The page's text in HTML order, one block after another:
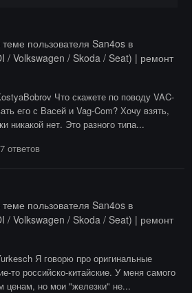
теме пользователя San4os в
/ Volkswagen / Skoda / Seat) | ремонт
Что скажете по поводу VAC-
его с Васей и Vag-Com? Хочу взять,
никакой нет. Это разного типа...
ответов
теме пользователя San4os в
/ Volkswagen / Skoda / Seat) | ремонт
Я говорю про оригинальные
то российско-китайские. У меня самого
ценам, но мои "железки" не...